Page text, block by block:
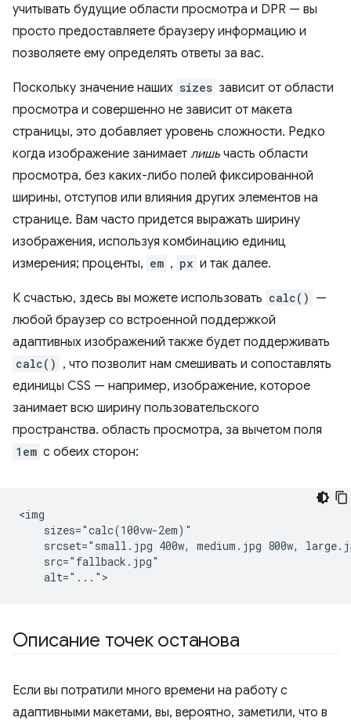
учитывать будущие области просмотра и DPR — вы
просто предоставляете браузеру информацию и
позволяете ему определять ответы за вас.
Поскольку значение наших sizes зависит от области
просмотра и совершенно не зависит от макета
страницы, это добавляет уровень сложности. Редко
когда изображение занимает лишь часть области
просмотра, без каких-либо полей фиксированной
ширины, отступов или влияния других элементов на
странице. Вам часто придется выражать ширину
изображения, используя комбинацию единиц
измерения; проценты, em , px и так далее.
К счастью, здесь вы можете использовать calc() —
любой браузер со встроенной поддержкой
адаптивных изображений также будет поддерживать
calc() , что позволит нам смешивать и сопоставлять
единицы CSS — например, изображение, которое
занимает всю ширину пользовательского
пространства. область просмотра, за вычетом поля
1em с обеих сторон:
<img
    sizes="calc(100vw-2em)"
srcset="small.jpg 400w, medium.jpg 800w,
    src="fallback.jpg"
Описание точек останова
Если вы потратили много времени на работу с
адаптивными макетами, вы, вероятно, заметили, что в